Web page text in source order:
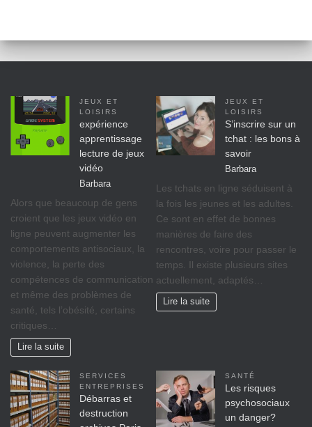
JEUX ET
LOISIRS
expérience
apprentissage
lecture de jeux
vidéo
Barbara
Alors que beaucoup de gens
croient que les jeux vidéo en
ligne peuvent augmenter les
comportements antisociaux, la
violence, la perte des
compétences de communication
et même des problèmes de
santé, tels l’obésité, certains
critiques…
Lire la suite
JEUX ET
LOISIRS
S’inscrire sur un
tchat : les bons à
savoir
Barbara
Les tchats en ligne séduisent à
la fois les jeunes et les adultes.
Ce sont en effet de bonnes
manières de faire des
rencontres, voire pour passer le
temps. Il existe plusieurs sites
actuellement, adaptés…
Lire la suite
SERVICES
ENTREPRISES
Débarras et
destruction
SANTÉ
Les risques
psychosociaux
un danger?